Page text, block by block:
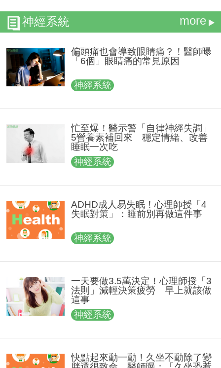
神經系統 more
偏頭痛也會導致眼睛痛？！醫師曝
「6個」眼睛痛的常見原因
神經系統
忙⾄爆！醫示警「自律神經失調」
5營養素補回來 穩定情緒、改善
睡眠一次吃
神經系統
ADHD成人易失眠！心理師授「4
失眠對策」：睡前別再做這件事
神經系統
一天要做3.5萬決定！心理師授「3
法則」減輕決策疲勞 早上就該做
這事
神經系統
快點起來動一動！久坐不動除了變